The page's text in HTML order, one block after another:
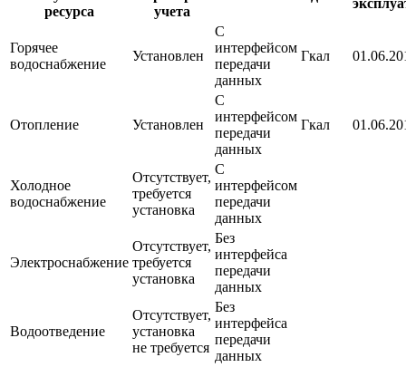
ресурса
учета
Горячее
водоснабжение
Установлен
С
интерфейсом
передачи
данных
Гкал
Отопление Установлен
С
интерфейсом
передачи
данных
Гкал
Холодное
водоснабжение
Отсутствует,
требуется
установка
С
интерфейсом
передачи
данных
Электроснабжение
Отсутствует,
требуется
установка
Без
интерфейса
передачи
данных
Водоотведение
Отсутствует,
установка
не требуется
Без
интерфейса
передачи
данных